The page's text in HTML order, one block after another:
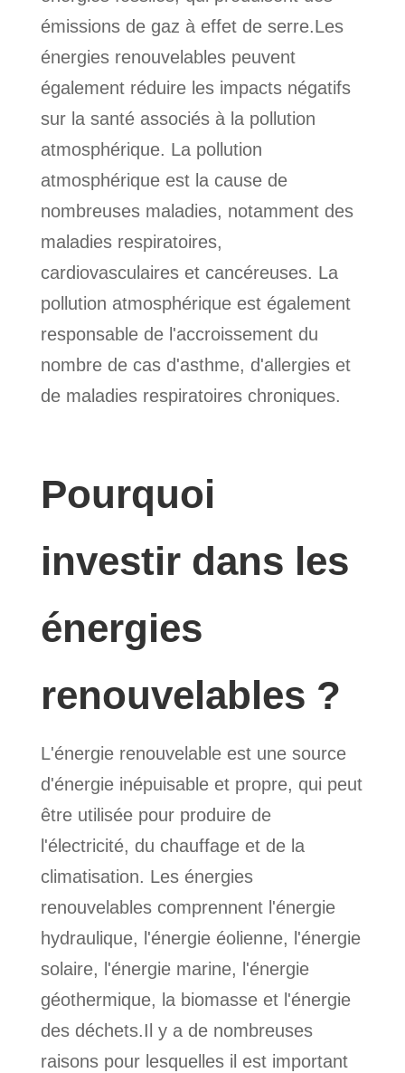
émissions de gaz à effet de serre.Les
énergies renouvelables peuvent
également réduire les impacts négatifs
sur la santé associés à la pollution
atmosphérique. La pollution
atmosphérique est la cause de
nombreuses maladies, notamment des
maladies respiratoires,
cardiovasculaires et cancéreuses. La
pollution atmosphérique est également
responsable de l'accroissement du
nombre de cas d'asthme, d'allergies et
de maladies respiratoires chroniques.
Pourquoi
investir dans les
énergies
renouvelables ?
L'énergie renouvelable est une source
d'énergie inépuisable et propre, qui peut
être utilisée pour produire de
l'électricité, du chauffage et de la
climatisation. Les énergies
renouvelables comprennent l'énergie
hydraulique, l'énergie éolienne, l'énergie
solaire, l'énergie marine, l'énergie
géothermique, la biomasse et l'énergie
des déchets.Il y a de nombreuses
raisons pour lesquelles il est important